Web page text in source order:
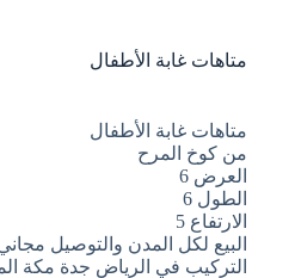
متاهات غابة الأطفال
متاهات غابة الأطفال
من كوخ المرح
العرض 6
الطول 6
الارتفاع 5
البيع لكل المدن والتوصيل
التركيب في الرياض جدة مكة